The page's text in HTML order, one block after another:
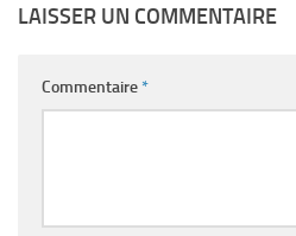
LAISSER UN COMMENTAIRE
Commentaire*